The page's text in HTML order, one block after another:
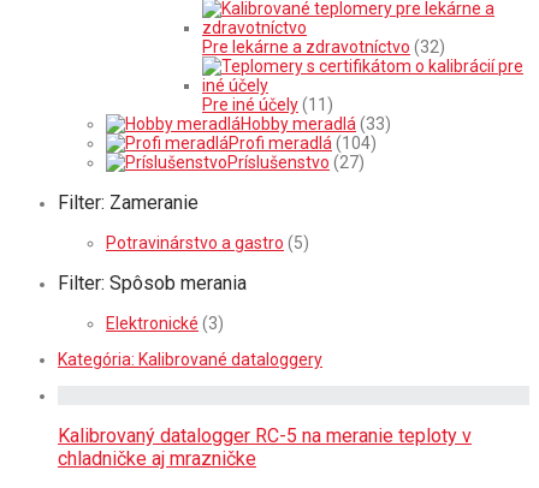
Pre lekárne a zdravotníctvo (32)
Pre iné účely(11)
Hobby meradlá (33)
Profi meradlá (104)
Príslušenstvo (27)
Filter: Zameranie
Potravinárstvo a gastro (5)
Filter: Spôsob merania
Elektronické (3)
Kategória: Kalibrované dataloggery
Kalibrovaný datalogger RC-5 na meranie teploty v
chladničke aj mrazničke